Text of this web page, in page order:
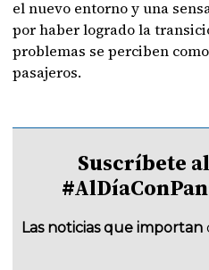
el nuevo entorno y una
por haber logrado la
problemas se perciben
pasajeros.
Suscríbete
Las noticias que importan